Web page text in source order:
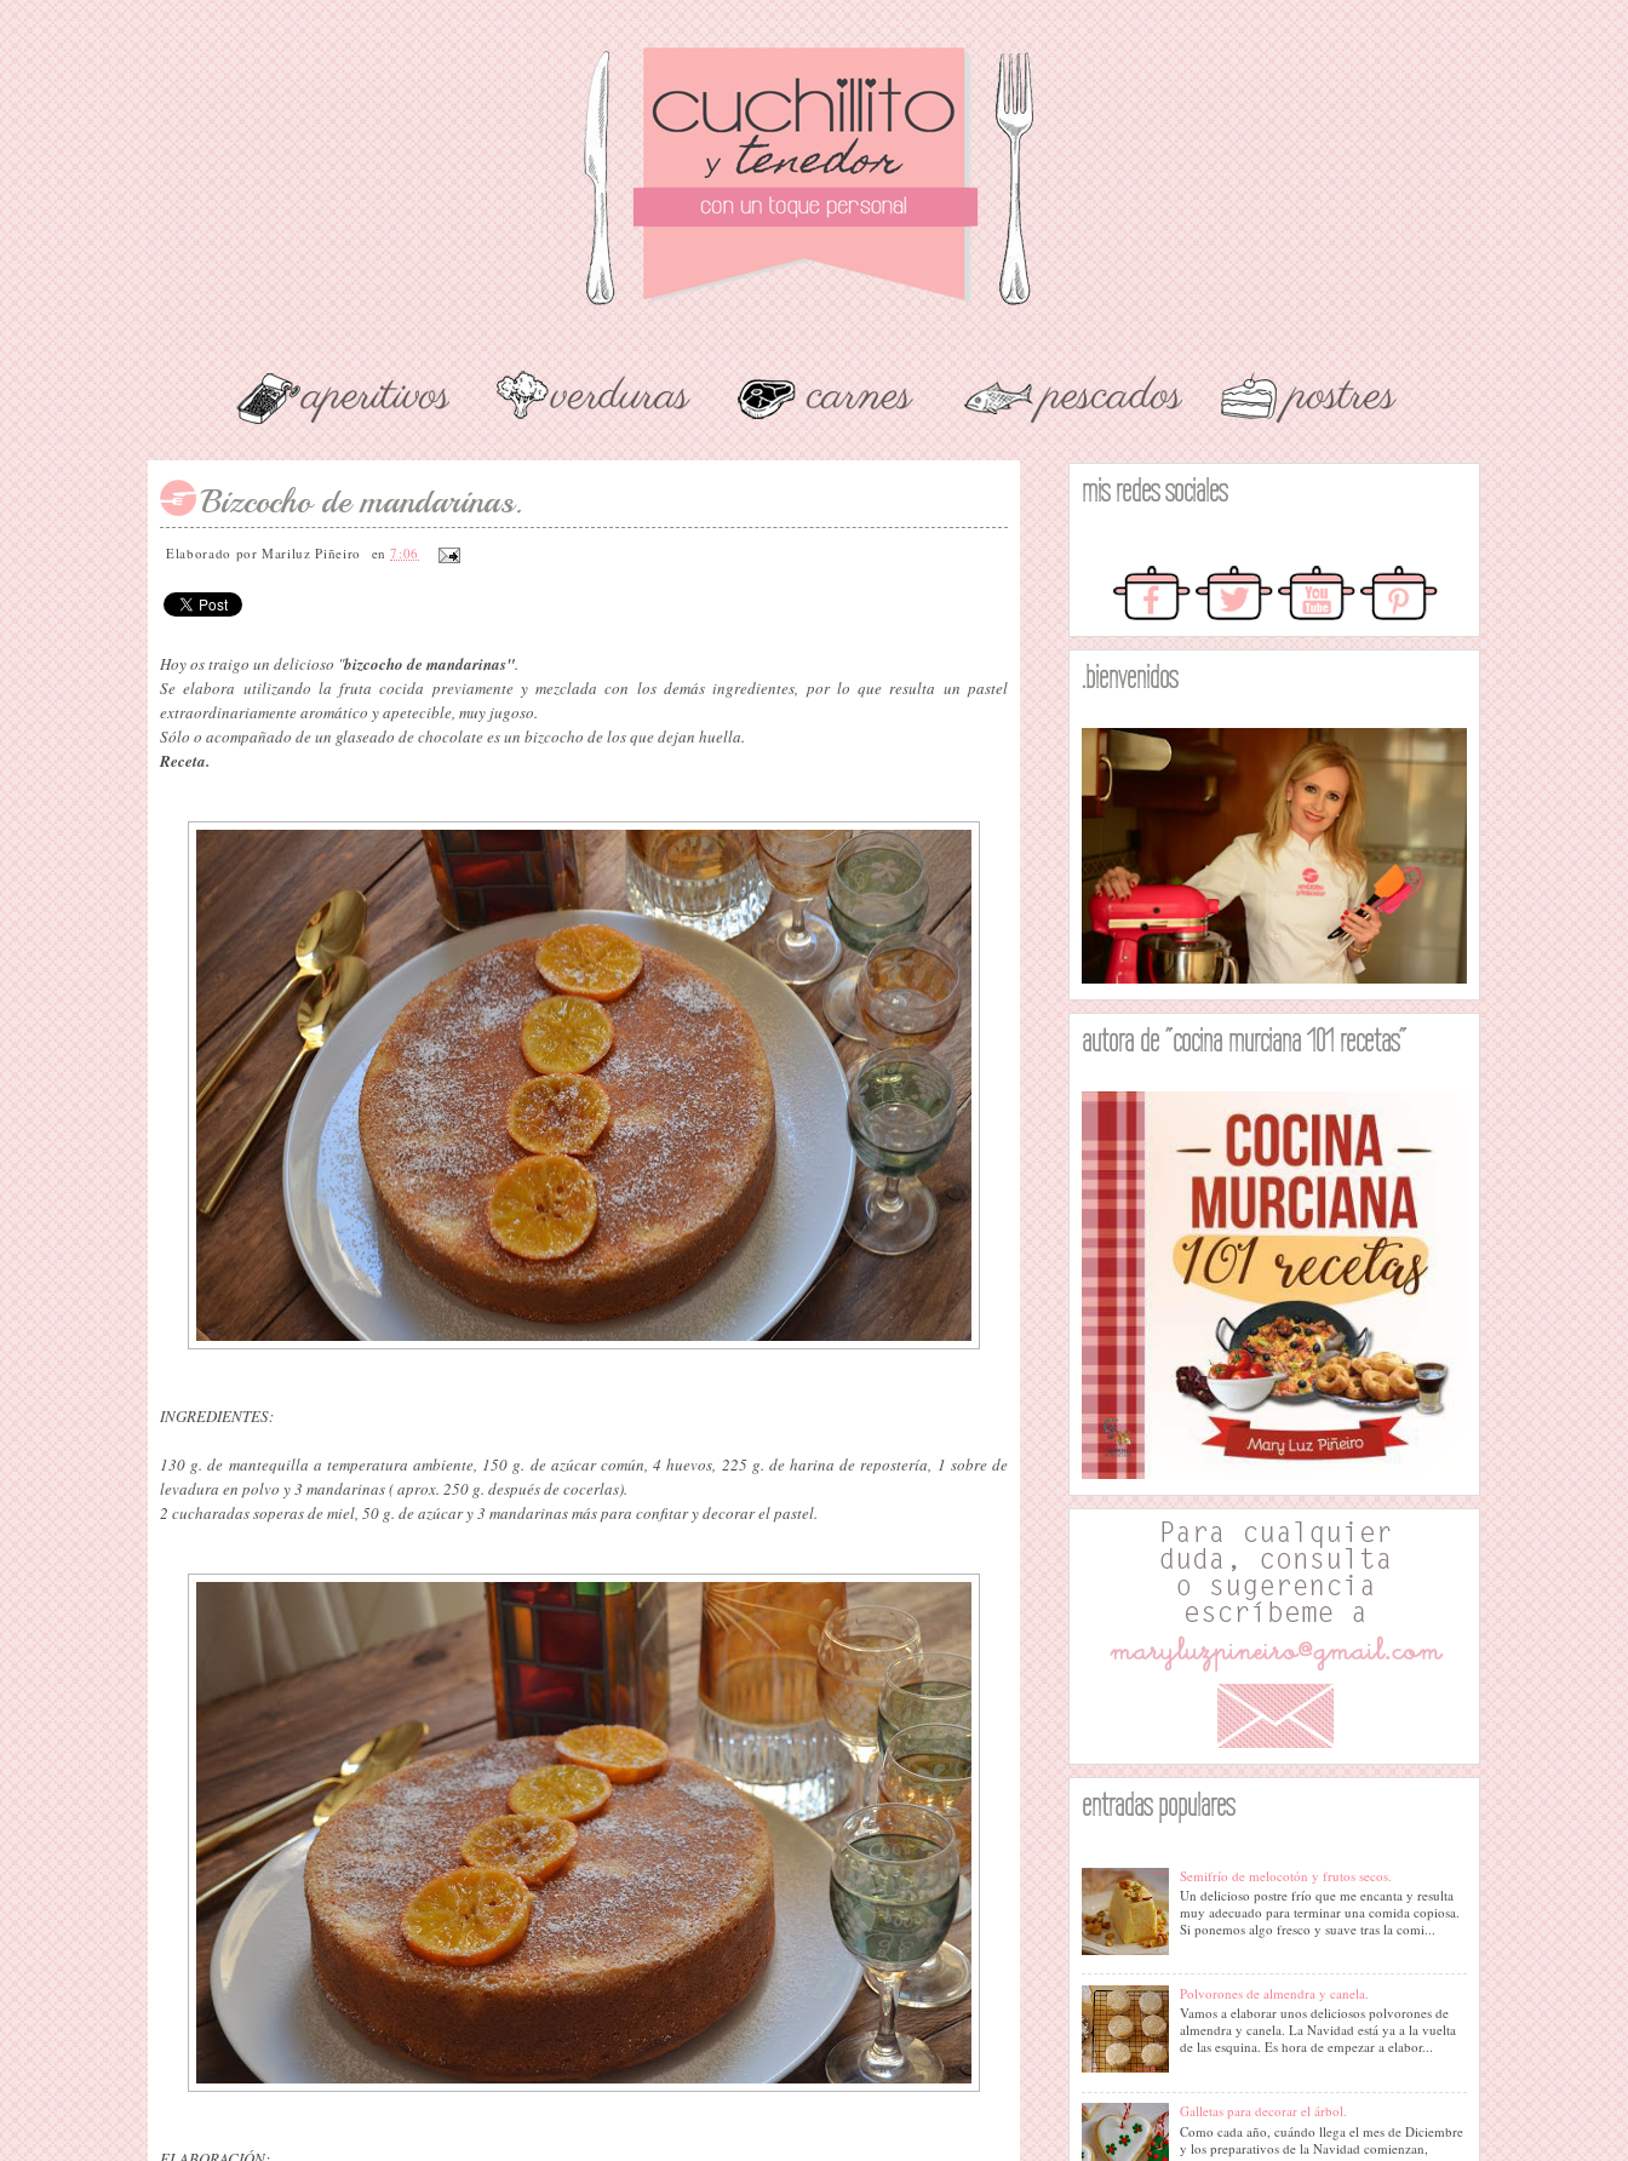
Bizcocho de mandarinas.
Elaborado porMariluz Piñeiro en7:06
Hoy os traigo un delicioso "bizcocho de mandarinas".
Se elabora utilizando la fruta cocida previamente y mezclada con los demás ingredientes, por lo que resulta un pastel
extraordinariamente aromático y apetecible, muy jugoso.
Sólo o acompañado de un glaseado de chocolate es un bizcocho de los que dejan huella.
Receta.
INGREDIENTES:
130 g. de mantequilla a temperatura ambiente, 150 g. de azúcar común, 4 huevos, 225 g. de harina de repostería, 1 sobre de
levadura en polvo y 3 mandarinas ( aprox. 250 g. después de cocerlas).
2 cucharadas soperas de miel, 50 g. de azúcar y 3 mandarinas más para confitar y decorar el pastel.
mis redes sociales
.bienvenidos
autora de "cocina murciana 101 recetas"
entradas populares
Semifrío de melocotón y frutos secos.
Un delicioso postre frío que me encanta y resulta
muy adecuado para terminar una comida copiosa.
Si ponemos algo fresco y suave tras la comi...
Polvorones de almendra y canela.
Vamos a elaborar unos deliciosos polvorones de
almendra y canela. La Navidad está ya a la vuelta
de las esquina. Es hora de empezar a elabor...
Galletas para decorar el árbol.
Como cada año, cuándo llega el mes de Diciembre
y los preparativos de la Navidad comienzan,